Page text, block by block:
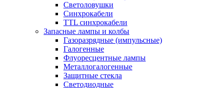
Светоловушки
Синхрокабели
TTL синхрокабели
Запасные лампы и колбы
Газоразрядные (импульсные)
Галогенные
Флуоресцентные лампы
Металлогалогенные
Защитные стекла
Светодиодные